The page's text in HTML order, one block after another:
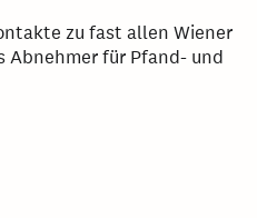
zu fast allen Wiener
Abnehmer für Pfand- und